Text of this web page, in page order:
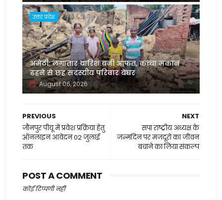
उत्तर प्रदेश
अमेठी: लगातार बारिश बनी आफत, कच्चा मकान
ढहने से छह सदस्यीय परिवार बेघर
August 06, 2026
NEXT
सपा राष्ट्रीय अध्यक्ष के
जन्मदिन पर मजदूरों का जीवन
बचाने का लिया संकल्प
PREVIOUS
जौनपुर पीयू में प्रवेश प्रक्रिया हेतु
ऑनलाइन आवेदन 02 जुलाई
तक
POST A COMMENT
कोई टिप्पणी नहीं